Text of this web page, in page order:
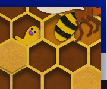
ECONOMÍA